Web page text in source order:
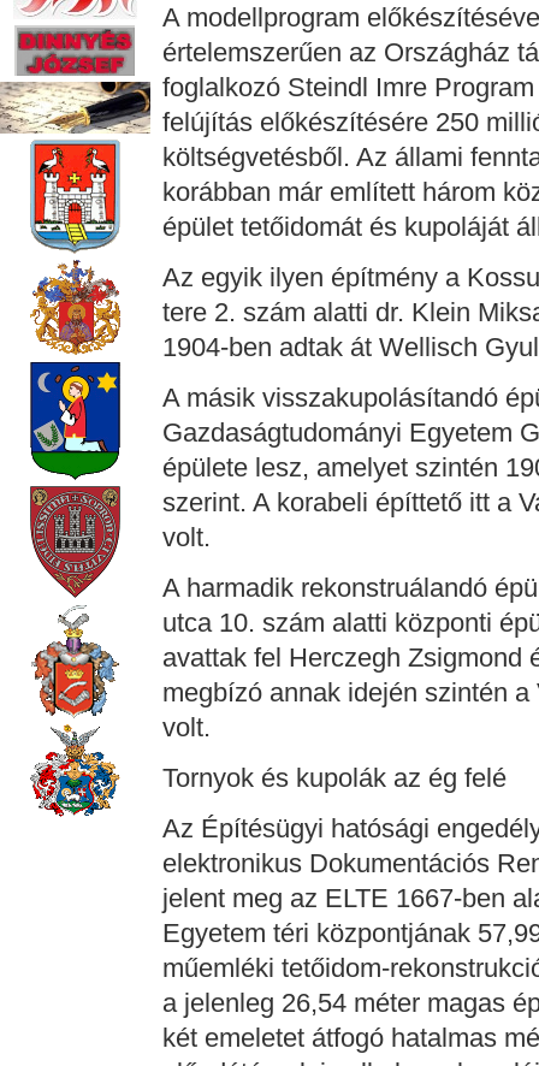
A modellprogram
értelemszerűen az Országház
foglalkozó Steindl Imre
felújítás előkészítésére 250
költségvetésből. Az állami
korábban már említett három
épület tetőidomát és kupoláját
Az egyik ilyen építmény a
tere 2. szám alatti dr. Klein
1904-ben adtak át Wellisch
A másik visszakupolásítandó
Gazdaságtudományi Egyetem
épülete lesz, amelyet szintén
szerint. A korabeli építtető itt a
volt.
A harmadik rekonstruálandó
utca 10. szám alatti központi
avattak fel Herczegh Zsigmond
megbízó annak idején szintén
volt.
Tornyok és kupolák az ég felé
Az Építésügyi hatósági
elektronikus Dokumentációs
jelent meg az ELTE 1667-ben
Egyetem téri központjának
műemléki tetőidom-
a jelenleg 26,54 méter magas
két emeletet átfogó hatalmas